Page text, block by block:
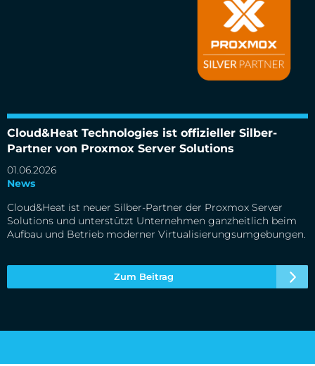
Cloud&Heat Technologies ist offizieller Silber-
Partner von Proxmox Server Solutions
01.06.2026
News
Cloud&Heat ist neuer Silber-Partner der Proxmox Server
Solutions und unterstützt Unternehmen ganzheitlich beim
Aufbau und Betrieb moderner Virtualisierungsumgebungen.
Zum Beitrag
Cloud&Heat Technologies ist offizieller Silber-Partner von